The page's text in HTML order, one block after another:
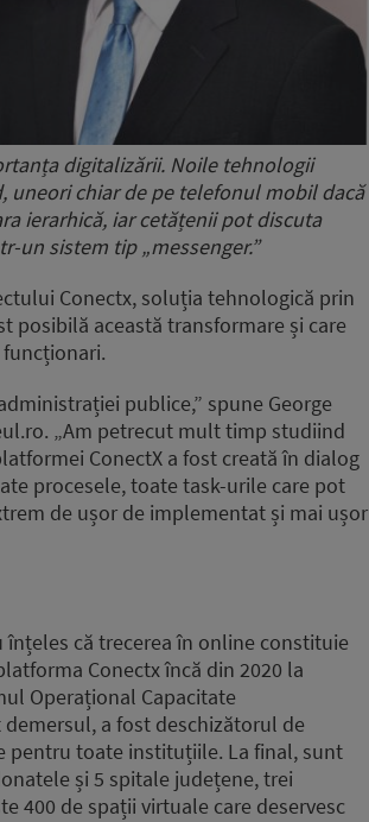
digitalizării. Noile tehnologii
chiar de pe telefonul mobil dacă
ierarhică, iar cetățenii pot discuta
un sistem tip „messenger.”
Conectx, soluția tehnologică prin
posibilă această transformare și care
publice,” spune George
„Am petrecut mult timp studiind
ConectX a fost creată în dialog
procesele, toate task-urile care pot
de ușor de implementat și mai ușor
că trecerea în online constituie
Conectx încă din 2020 la
Operațional Capacitate
a fost deschizătorul de
pentru toate instituțiile. La final, sunt
și 5 spitale județene, trei
400 de spații virtuale care deservesc